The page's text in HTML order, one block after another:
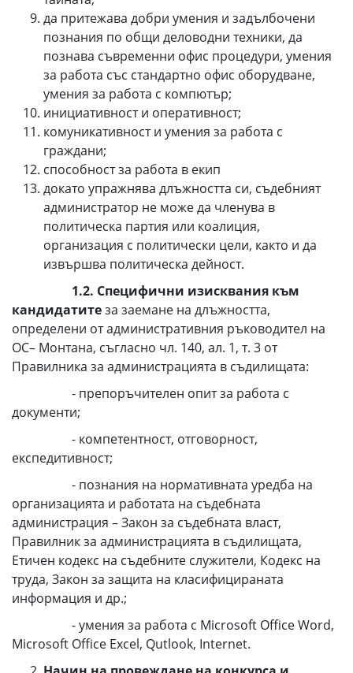
да притежава добри умения и задълбочени
познания по общи деловодни техники, да
познава съвременни офис процедури, умения
за работа със стандартно офис оборудване,
умения за работа с компютър;
инициативност и оперативност;
комуникативност и умения за работа с
граждани;
способност за работа в екип
докато упражнява длъжността си, съдебният
администратор не може да членува в
политическа партия или коалиция,
организация с политически цели, както и да
извършва политическа дейност.
1.2. Специфични изисквания към
кандидатитеза заемане на длъжността,
определени от административния ръководител на
ОС– Монтана, съгласно чл. 140, ал. 1, т. 3 от
Правилника за администрацията в съдилищата:
- препоръчителен опит за работа с
документи;
- компетентност, отговорност,
експедитивност;
- познания на нормативната уредба на
организацията и работата на съдебната
администрация – Закон за съдебната власт,
Правилник за администрацията в съдилищата,
Етичен кодекс на съдебните служители, Кодекс на
труда, Закон за защита на класифицираната
информация и др.;
- умения за работа с Microsoft Office Word,
Microsoft Office Excel, Qutlook, Internet.